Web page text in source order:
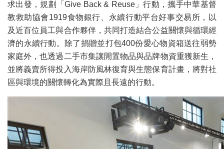
求出發，規劃「Give Back & Reuse」行動，攜手中華基督
教救助協會1919食物銀行、永續行動平台好事交易所，以
及近百位員工與合作夥伴，共同打造結合公益關懷與循環經
濟的永續行動。除了捐贈並打包400份愛心物資箱送往弱勢
家庭外，也透過二手市集讓閒置物品與品牌物資重獲新生，
並將義賣所得投入海岸防風林復育與生態保育計畫，將對社
區與環境的關懷轉化為實際且長遠的行動。